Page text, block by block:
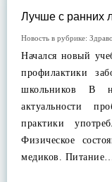
Лучше с ранних
Новость в рубрике:
Начался новый
профилактики
школьников В
актуальности
практики
Физическое
медиков.